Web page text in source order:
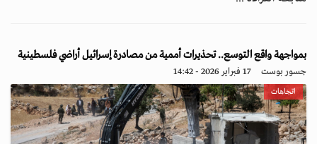
بمواجهة واقع التوسع.. تحذيرات أممية من مصادرة إسرائيل أراضي فلسطينية
جسور بوست 17 فبراير 2026 - 14:42
اتجاهات